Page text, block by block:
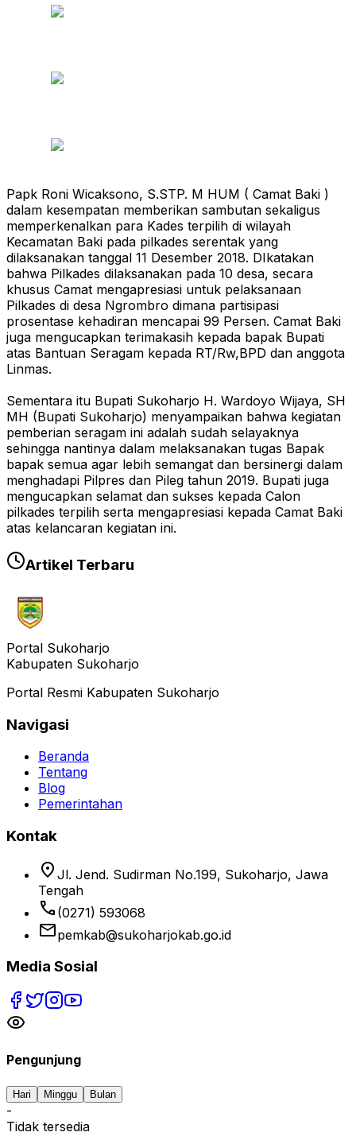
Papk Roni Wicaksono, S.STP. M HUM ( Camat Baki )
dalam kesempatan memberikan sambutan sekaligus
memperkenalkan para Kades terpilih di wilayah
Kecamatan Baki pada pilkades serentak yang
dilaksanakan tanggal 11 Desember 2018. DIkatakan
bahwa Pilkades dilaksanakan pada 10 desa, secara
khusus Camat mengapresiasi untuk pelaksanaan
Pilkades di desa Ngrombro dimana partisipasi
prosentase kehadiran mencapai 99 Persen. Camat Baki
juga mengucapkan terimakasih kepada bapak Bupati
atas Bantuan Seragam kepada RT/Rw,BPD dan anggota
Linmas.
Sementara itu Bupati Sukoharjo H. Wardoyo Wijaya, SH
MH (Bupati Sukoharjo) menyampaikan bahwa kegiatan
pemberian seragam ini adalah sudah selayaknya
sehingga nantinya dalam melaksanakan tugas Bapak
bapak semua agar lebih semangat dan bersinergi dalam
menghadapi Pilpres dan Pileg tahun 2019. Bupati juga
mengucapkan selamat dan sukses kepada Calon
pilkades terpilih serta mengapresiasi kepada Camat Baki
atas kelancaran kegiatan ini.
Artikel Terbaru
Portal Sukoharjo
Kabupaten Sukoharjo
Portal Resmi Kabupaten Sukoharjo
Navigasi
Beranda
Tentang
Blog
Pemerintahan
Kontak
location_on Jl. Jend. Sudirman No.199, Sukoharjo, Jawa
Tengah
phone (0271) 593068
emailpemkab@sukoharjokab.go.id
Media Sosial
Pengunjung
Hari Minggu Bulan
-
Tidak tersedia